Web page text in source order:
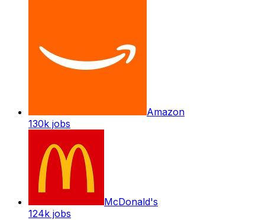
Amazon
130k jobs
McDonald's
124k jobs